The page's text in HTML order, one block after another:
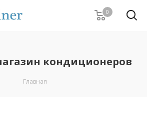
0
кондиционеров
Главная